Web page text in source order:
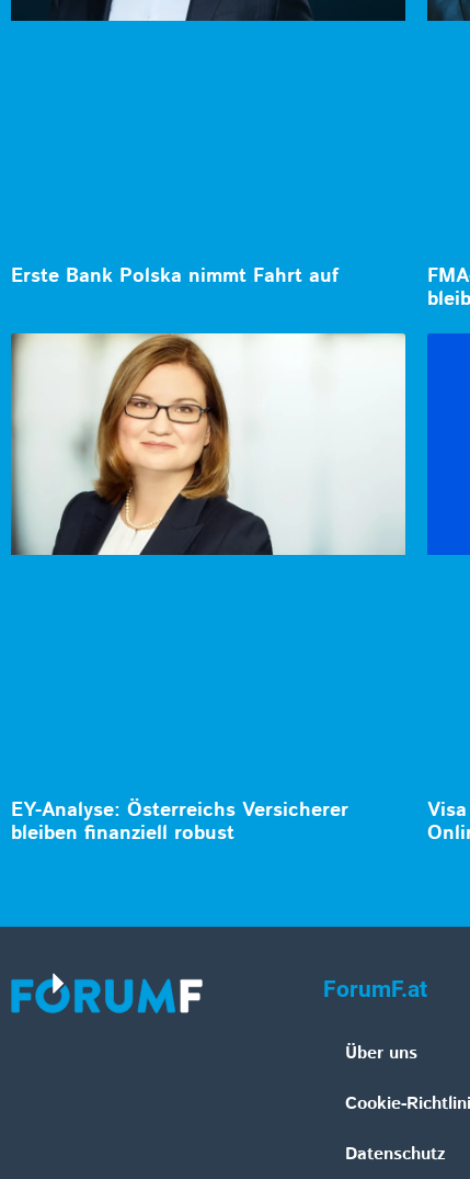
Erste Bank Polska nimmt Fahrt auf
EY-Analyse: Österreichs Versicherer
bleiben finanziell robust
ForumF.at
Über uns
Cookie-
Datenschutz